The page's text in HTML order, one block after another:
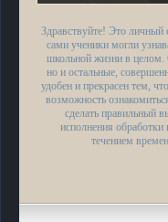
Здравствуйте! Это
сами ученики могли
школьной жизни в целом.
но и остальные,
удобен и прекрасен тем,
возможность
сделать правильный
исполнения
течением